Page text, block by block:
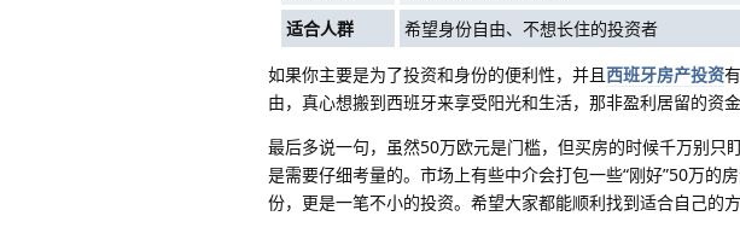
适合人群
希望身份自由、不想长住的投资者
如果你主要是为了投资和身份的便利性，并且西班牙房产投资
由，真心想搬到西班牙来享受阳光和生活，那非盈利居留的资
最后多说一句，虽然50万欧元是门槛，但买房的时候千万别
是需要仔细考量的。市场上有些中介会打包一些“刚好”50万的
份，更是一笔不小的投资。希望大家都能顺利找到适合自己的方